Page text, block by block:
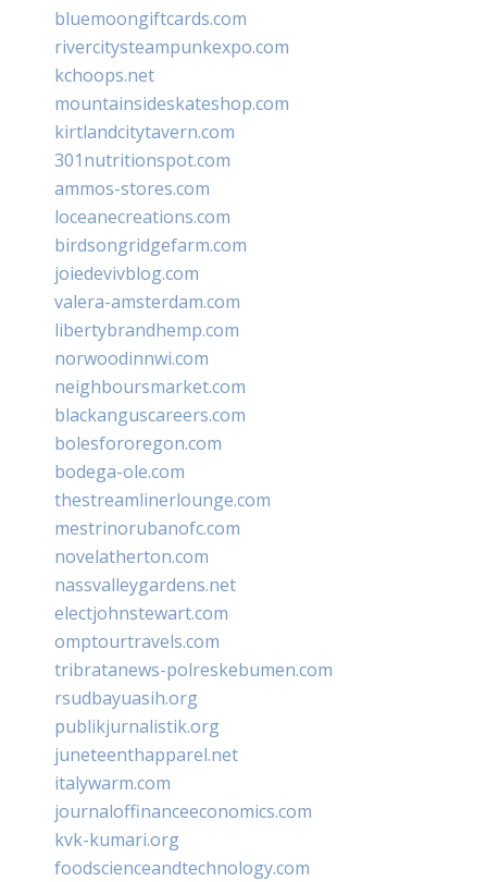
bluemoongiftcards.com
rivercitysteampunkexpo.com
kchoops.net
mountainsideskateshop.com
kirtlandcitytavern.com
301nutritionspot.com
ammos-stores.com
loceanecreations.com
birdsongridgefarm.com
joiedevivblog.com
valera-amsterdam.com
libertybrandhemp.com
norwoodinnwi.com
neighboursmarket.com
blackanguscareers.com
bolesfororegon.com
bodega-ole.com
thestreamlinerlounge.com
mestrinorubanofc.com
novelatherton.com
nassvalleygardens.net
electjohnstewart.com
omptourtravels.com
tribratanews-polreskebumen.com
rsudbayuasih.org
publikjurnalistik.org
juneteenthapparel.net
italywarm.com
journaloffinanceeconomics.com
kvk-kumari.org
foodscienceandtechnology.com